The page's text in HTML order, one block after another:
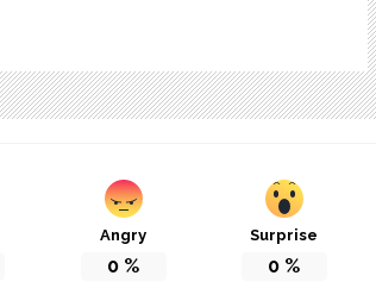
Angry
0 %
Surprise
0 %